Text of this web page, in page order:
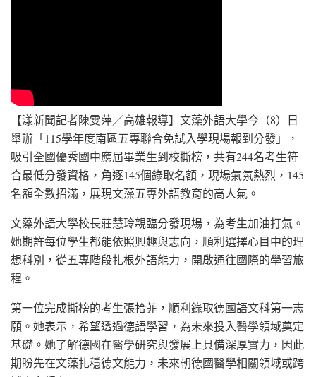
【漾新聞記者陳雯萍／高雄報導】文藻外語大學今（8）日
舉辦「115學年度南區五專聯合免試入學現場報到分發」，
吸引全國優秀國中應屆畢業生到校撕榜，共有244名考生符
合最低分發資格，角逐145個錄取名額，現場氣氛熱烈，145
名額全數招滿，展現文藻五專外語教育的高人氣。
文藻外語大學校長莊慧玲親臨分發現場，為考生加油打氣。
她期許每位學生都能依照興趣與志向，順利選擇心目中的理
想科別，從五專階段扎根外語能力，開啟通往國際的學習旅
程。
第一位完成撕榜的考生張拾菲，順利錄取德國語文科第一志
願。她表示，希望透過德語學習，為未來投入醫學領域奠定
基礎。她了解德國在醫學研究與發展上具備深厚實力，因此
期盼先在文藻扎穩德文能力，未來朝德國醫學相關領域或跨